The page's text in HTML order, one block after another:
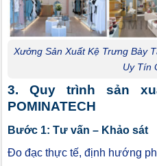
Xưởng Sản Xuất Kệ Trưng Bày
Uy Tín
3. Quy trình sản
POMINATECH
Bước 1: Tư vấn – Khảo sát
Đo đạc thực tế, định hướng